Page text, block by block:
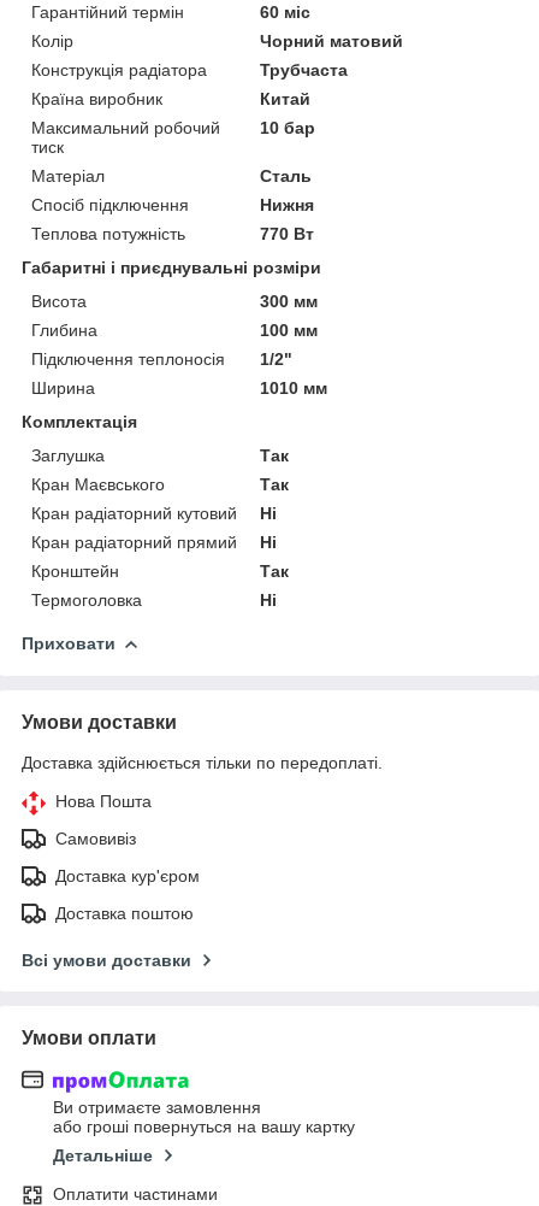
Гарантійний термін
60 міс
Колір
Чорний матовий
Конструкція радіатора
Трубчаста
Країна виробник
Китай
Максимальний робочий
тиск
10 бар
Матеріал
Сталь
Спосіб підключення
Нижня
Теплова потужність
770 Вт
Габаритні і приєднувальні розміри
Висота
300 мм
Глибина
100 мм
Підключення теплоносія
1/2"
Ширина
1010 мм
Комплектація
Заглушка
Так
Кран Маєвського
Так
Кран радіаторний кутовий
Ні
Кран радіаторний прямий
Ні
Кронштейн
Так
Термоголовка
Ні
Приховати
Умови доставки
Доставка здійснюється тільки по передоплаті.
Нова Пошта
Самовивіз
Доставка кур'єром
Доставка поштою
Всі умови доставки
Умови оплати
Ви отримаєте замовлення
або гроші повернуться на вашу картку
Детальніше
Оплатити частинами